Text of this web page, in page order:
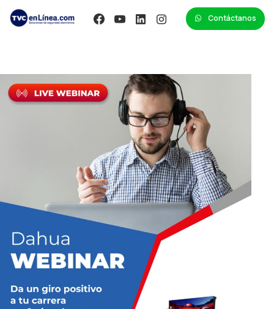
Contáctanos